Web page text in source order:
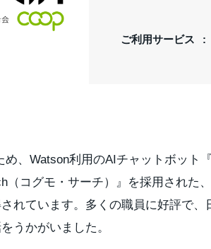
ご利用サービス
め、Watson利用のAIチャットボット
（コグモ・サーチ）』を採用された
れています。多くの職員に好評で
うかがいました。